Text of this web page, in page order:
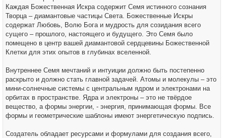
Каждая Божественная Искра содержит Семя истинного сознания
Творца – диамантовые частицы Света. Божественные Искры
содержат Любовь, Волю Бога и мудрость для созидания всего
сущего – прошлого, настоящего и будущего. Это Семя было
помещено в центр вашей диамантовой сердцевины Божественной
Клетки для этих опытов в глубинах вселенной.
Внутреннее Семя мечтаний и интуиции должно быть постепенно
раскрыто и должно стать главной задачей. Атомы и молекулы – это
мини-солнечные системы с центральным ядром и электронами на
орбитах в пространстве. Ядра и электроны – это не твёрдое
вещество, а формы энергии, - энергия, принимающая формы. Все
формы и геометрические шаблоны имеют энергетическую подпись.
Создатель обладает ресурсами и формулами для создания всего,